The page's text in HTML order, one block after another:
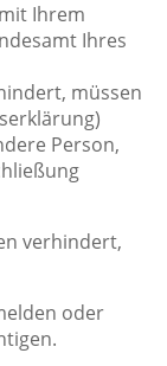
Ihrem
Ihres
müssen
Person,
verhindert,
oder